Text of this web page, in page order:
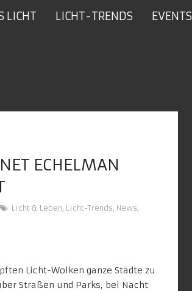
LICHT LICHT-TRENDS EVENTS
ECHELMAN
Licht & Leben, Licht-Trends, News,
Licht-Wolken ganze Städte zu
Straßen und Parks, bei Nacht